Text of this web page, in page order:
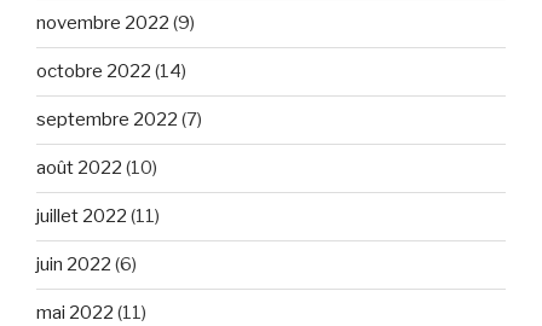
novembre 2022 (9)
octobre 2022 (14)
septembre 2022 (7)
août 2022 (10)
juillet 2022 (11)
juin 2022 (6)
mai 2022 (11)